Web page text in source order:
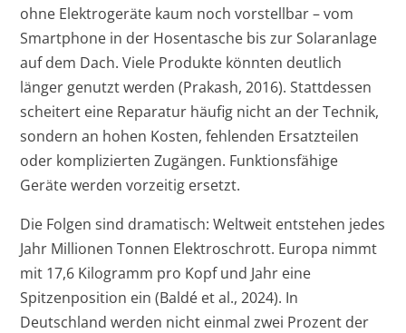
ohne Elektrogeräte kaum noch vorstellbar – vom
Smartphone in der Hosentasche bis zur Solaranlage
auf dem Dach. Viele Produkte könnten deutlich
länger genutzt werden (Prakash, 2016). Stattdessen
scheitert eine Reparatur häufig nicht an der Technik,
sondern an hohen Kosten, fehlenden Ersatzteilen
oder komplizierten Zugängen. Funktionsfähige
Geräte werden vorzeitig ersetzt.
Die Folgen sind dramatisch: Weltweit entstehen jedes
Jahr Millionen Tonnen Elektroschrott. Europa nimmt
mit 17,6 Kilogramm pro Kopf und Jahr eine
Spitzenposition ein (Baldé et al., 2024). In
Deutschland werden nicht einmal zwei Prozent der